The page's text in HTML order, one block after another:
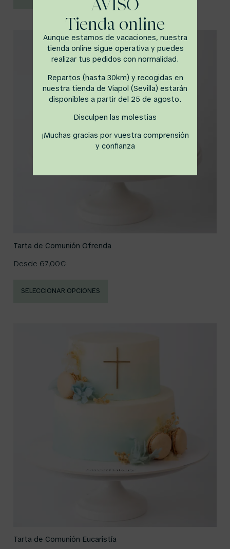
Tarta de Comunión Ofrenda
Desde 67,00€
SELECCIONAR OPCIONES
Tarta de Comunión Eucaristía
Tienda online
Aunque estamos de vacaciones, nuestra
tienda online sigue operativa y puedes
realizar tus pedidos con normalidad.
Repartos (hasta 30km) y recogidas en
nuestra tienda de Viapol (Sevilla) estarán
disponibles a partir del 25 de agosto.
Disculpen las molestias
¡Muchas gracias por vuestra comprensión
y confianza